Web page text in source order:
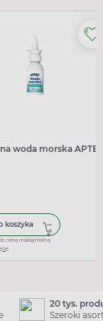
woda morska
koszyka
ceną maksymalną
20 tys.
Szeroki